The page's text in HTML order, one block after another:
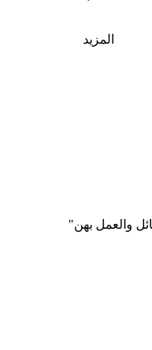
المزيد